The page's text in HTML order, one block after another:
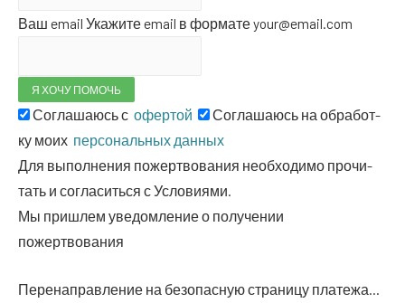
Ваш email Ука­жи­те email в фор­ма­те your@email.com
Согла­ша­юсь с офертой
Согла­ша­юсь на обра­бот­
ку моих пер­со­наль­ных данных
Для выпол­не­ния пожерт­во­ва­ния необ­хо­ди­мо про­чи­
тать и согла­сить­ся с Условиями.
Мы при­шлем уве­дом­ле­ние о полу­че­нии
пожертвования
Пере­на­прав­ле­ние на без­опас­ную стра­ни­цу платежа…